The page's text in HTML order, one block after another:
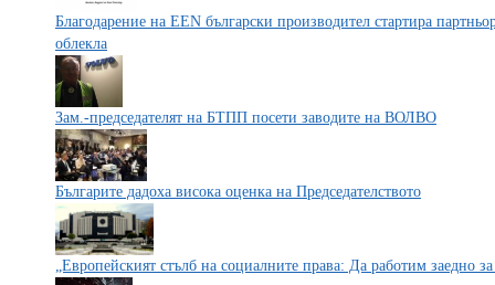
Благодарение на EEN български производител стартира
облекла
Зам.-председателят на БТПП посети заводите на ВОЛВО
Българите дадоха висока оценка на Председателството
„Европейският стълб на социалните права: Да работим заедно за